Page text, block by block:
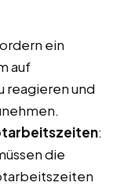
ein
auf
reagieren und
:
die